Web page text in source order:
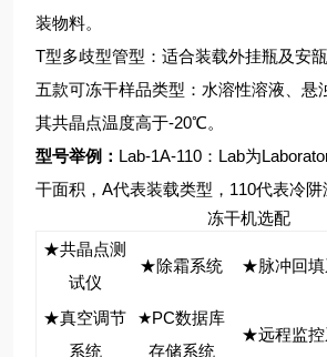
装物料。
T型多歧型管型：适合装载外挂瓶及安瓿
五款可冻干样品类型：水溶性溶液、悬
其共晶点温度高于-20℃。
型号举例： Lab-1A-110：Lab为
干面积，A代表装载类型，110代表冷阱
冻干机选配
★共晶点测
试仪
★除霜系统 ★脉冲回填
★真空调节
系统
★PC数据库
存储系统
★远程监控